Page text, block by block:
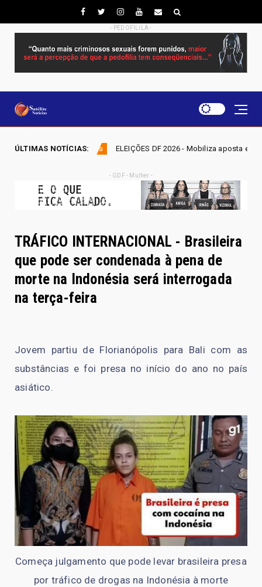
- PEDOFILILA -
ÚLTIMAS NOTÍCIAS:
ELEIÇÕES DF 2026 - Mobiliza aposta em nominata completa e
- GDF - Mulher -
TRÁFICO INTERNACIONAL - Brasileira
que pode ser condenada à pena de
morte na Indonésia será interrogada
na terça-feira
Jovem partiu de Florianópolis para Bali com as
substâncias e foi presa no início do ano no país
asiático.
Começa julgamento que pode levar brasileira presa
por tráfico de drogas na Indonésia à morte